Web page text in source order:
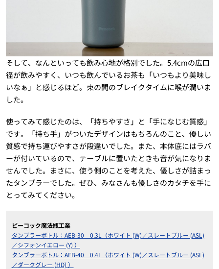
そして、なんといっても飲み心地が格別でした。5.4cmの広口
径が飲みやすく、いつも飲んでいるお茶も「いつもより美味し
いなぁ」と感じるほど。束の間のブレイクタイムに喉が潤いま
した。
使ってみて感じたのは、「持ちやすさ」と「手になじむ質感」
です。「持ち手」がついたデザインはもちろんのこと、優しい
質感で持ち運びやすさが段違いでした。また、本体底にはラバ
ーが付いているので、テーブルに置いたときも音が気になりま
せんでした。まさに、使う側のことを考えた、優しさが詰まっ
たタンブラーでした。ぜひ、みなさんも優しさのカタチを手に
とってみてください。
ピーコック魔法瓶工業
タンブラーボトル：AEB-30 0.3L（ホワイト (W)／スレートブルー (ASL)
／シフォンイエロー (Y) ）
タンブラーボトル：AEB-40 0.4L（ホワイト (W)／スレートブルー (ASL)
／ダークグレー (HD) ）